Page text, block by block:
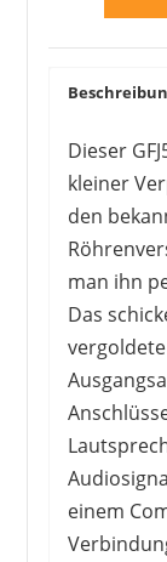
Dieser
kleiner
den
man ihn
Das
einem